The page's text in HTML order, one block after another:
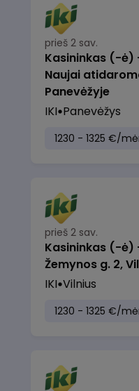
prieš 2 sav.
Kasininkas (-
Naujai
Panevėžyje
IKI Panevėžys
1230 - 1325 €/
prieš 2 sav.
Kasininkas (-
Žemynos g. 2,
IKI Vilnius
1230 - 1325 €/